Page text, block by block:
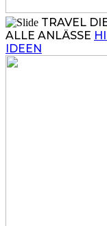
TRAVEL
ALLE ANLÄSSE
IDEEN